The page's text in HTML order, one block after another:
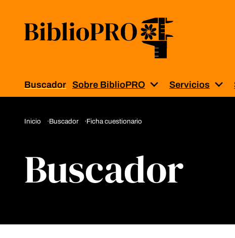
Buscador Sobre BiblioPRO Muestra el
Servicios
Inicio Buscador Ficha cuestionario
Buscador